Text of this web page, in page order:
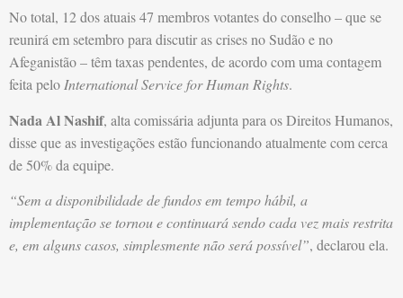
No total, 12 dos atuais 47 membros votantes do conselho – que se
reunirá em setembro para discutir as crises no Sudão e no
Afeganistão – têm taxas pendentes, de acordo com uma contagem
feita peloInternational Service for Human Rights.
Nada Al Nashif, alta comissária adjunta para os Direitos Humanos,
disse que as investigações estão funcionando atualmente com cerca
de 50% da equipe.
“Sem a disponibilidade de fundos em tempo hábil, a
implementação se tornou e continuará sendo cada vez mais restrita
e, em alguns casos, simplesmente não será possível”, declarou ela.